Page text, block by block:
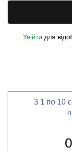
Увійти для
З 1 по 10
0